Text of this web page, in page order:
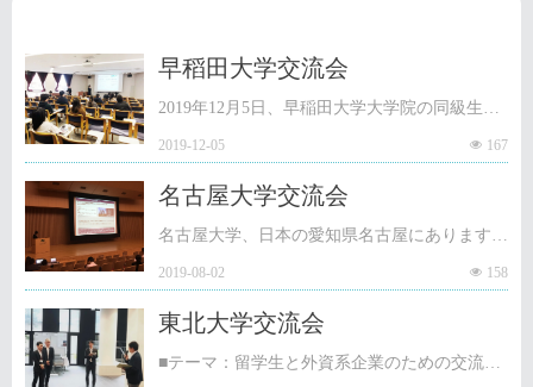
早稻田大学交流会
2019年12月5日、早稲田大学大学院の同級生と
中国企業が専門能力開発交流会を開催し、CES
中電株式会社も参加し、午後14時30分に取締役
今井氏は講演を行いました
넶 167
2019-12-05
名古屋大学交流会
名古屋大学、日本の愛知県名古屋にあります。
日本および世界のトップ研究大学です。中部地
方で最高の地元の大学。
넶 158
2019-08-02
東北大学交流会
■テーマ：留学生と外資系企業のための交流会